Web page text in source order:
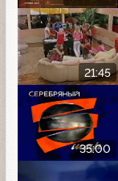
21:45
35:00